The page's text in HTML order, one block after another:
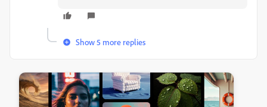
Show 5 more replies